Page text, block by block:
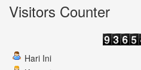
Visitors Counter
Hari Ini